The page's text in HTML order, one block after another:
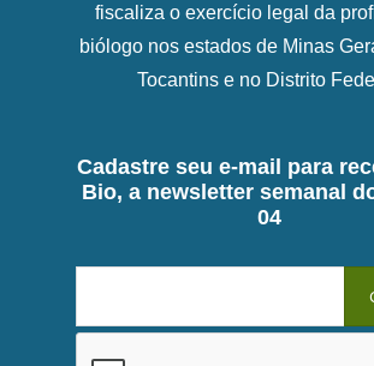
fiscaliza o exercício legal da
biólogo nos estados de Minas
Tocantins e no Distrito
Cadastre seu e-mail para
Bio, a newsletter semanal
04